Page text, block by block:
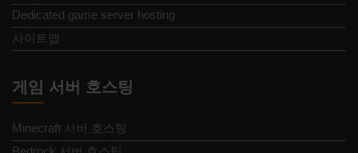
Dedicated game server hosting
사이트맵
게임 서버 호스팅
Minecraft 서버 호스팅